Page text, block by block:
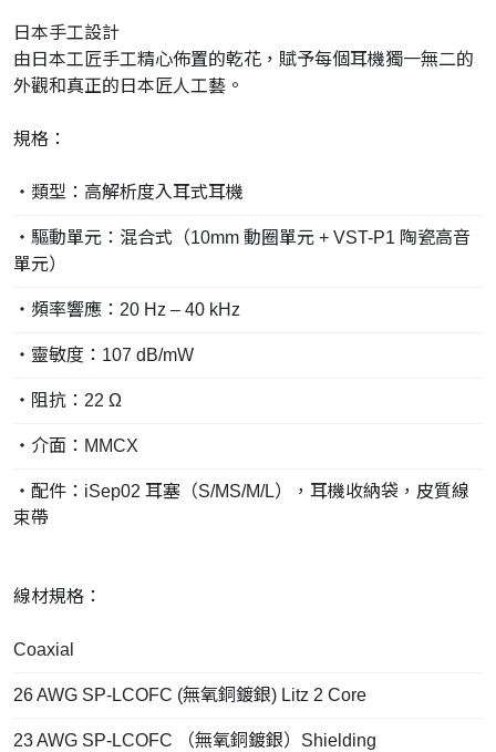
日本手工設計
由日本工匠手工精心佈置的乾花，賦予每個耳機獨一無二的
外觀和真正的日本匠人工藝。
規格：
・類型：高解析度入耳式耳機
・驅動單元：混合式（10mm 動圈單元 + VST-P1 陶瓷高音
單元）
・頻率響應：20 Hz – 40 kHz
・靈敏度：107 dB/mW
・阻抗：22 Ω
・介面：MMCX
・配件：iSep02 耳塞（S/MS/M/L），耳機收納袋，皮質線
束帶
線材規格：
Coaxial
26 AWG SP-LCOFC (無氧銅鍍銀) Litz 2 Core
23 AWG SP-LCOFC （無氧銅鍍銀）Shielding